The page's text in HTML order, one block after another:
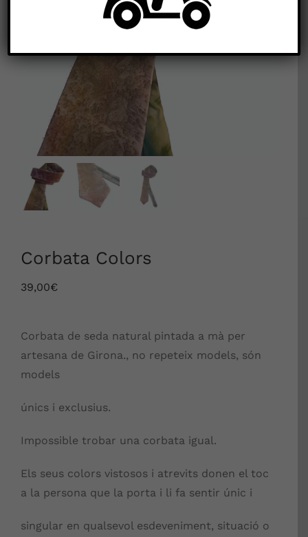
Corbata Colors
39,00€
Corbata de seda natural pintada a mà per
artesana de Girona., no repeteix models, són
models
únics i exclusius.
Impossible trobar una corbata igual.
Els seus colors vistosos i atrevits donen el toc
a la persona que la porta i li fa sentir únic i
singular en qualsevol esdeveniment, situació o